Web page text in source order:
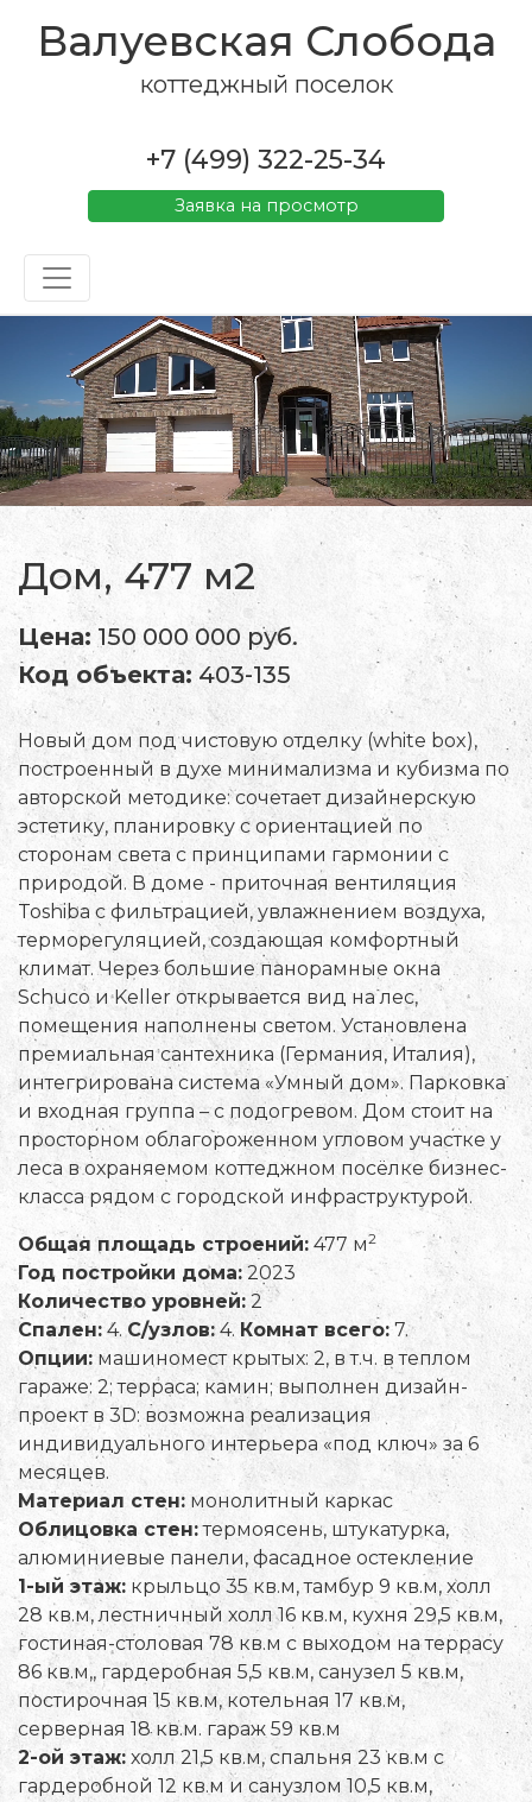
Валуевская Слобода
коттеджный поселок
+7 (499) 322-25-34
Заявка на просмотр
Дом, 477 м2
Цена: 150 000 000 руб.
Код объекта: 403-135
Новый дом под чистовую отделку (white box),
построенный в духе минимализма и кубизма по
авторской методике: сочетает дизайнерскую
эстетику, планировку с ориентацией по
сторонам света с принципами гармонии с
природой. В доме - приточная вентиляция
Toshiba с фильтрацией, увлажнением воздуха,
терморегуляцией, создающая комфортный
климат. Через большие панорамные окна
Schuco и Keller открывается вид на лес,
помещения наполнены светом. Установлена
премиальная сантехника (Германия, Италия),
интегрирована система «Умный дом». Парковка
и входная группа – с подогревом. Дом стоит на
просторном облагороженном угловом участке у
леса в охраняемом коттеджном посёлке бизнес-
класса рядом с городской инфраструктурой.
Общая площадь строений: 477 м2
Год постройки дома: 2023
Количество уровней: 2
Спален: 4.С/узлов: 4. Комнат всего: 7.
Опции: машиномест крытых: 2, в т.ч. в теплом
гараже: 2; терраса; камин; выполнен дизайн-
проект в 3D: возможна реализация
индивидуального интерьера «под ключ» за 6
месяцев.
Материал стен: монолитный каркас
Облицовка стен:термоясень, штукатурка,
алюминиевые панели, фасадное остекление
1-ый этаж: крыльцо 35 кв.м, тамбур 9 кв.м, холл
28 кв.м, лестничный холл 16 кв.м, кухня 29,5 кв.м,
гостиная-столовая 78 кв.м с выходом на террасу
86 кв.м,, гардеробная 5,5 кв.м, санузел 5 кв.м,
постирочная 15 кв.м, котельная 17 кв.м,
серверная 18 кв.м. гараж 59 кв.м
2-ой этаж: холл 21,5 кв.м, спальня 23 кв.м с
гардеробной 12 кв.м и санузлом 10,5 кв.м,